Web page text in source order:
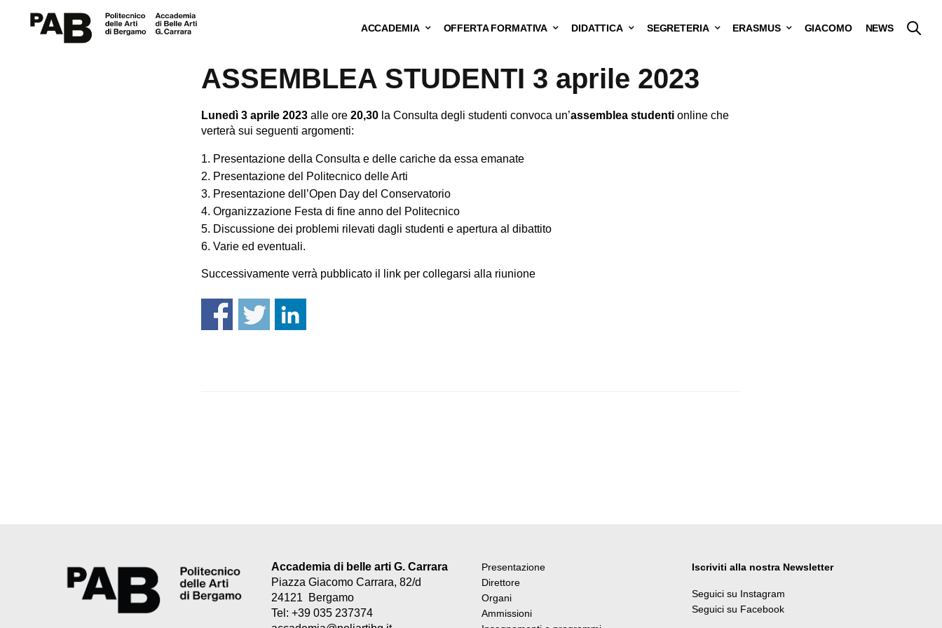
ACCADEMIA OFFERTA FORMATIVA DIDATTICA SEGRETERIA ERASMUS GIACOMO
NEWS
ASSEMBLEA STUDENTI 3 aprile 2023
Lunedì 3 aprile 2023 alle ore 20,30 la Consulta degli studenti convoca un’assemblea studenti online che
verterà sui seguenti argomenti:
Presentazione della Consulta e delle cariche da essa emanate
Presentazione del Politecnico delle Arti
Presentazione dell’Open Day del Conservatorio
Organizzazione Festa di fine anno del Politecnico
Discussione dei problemi rilevati dagli studenti e apertura al dibattito
Varie ed eventuali.
Successivamente verrà pubblicato il link per collegarsi alla riunione
Accademia di belle arti G. Carrara
Piazza Giacomo Carrara, 82/d
24121 Bergamo
Tel: +39 035 237374
Presentazione
Direttore
Organi
Ammissioni
Iscriviti alla nostra Newsletter
Seguici su Instagram
Seguici su Facebook